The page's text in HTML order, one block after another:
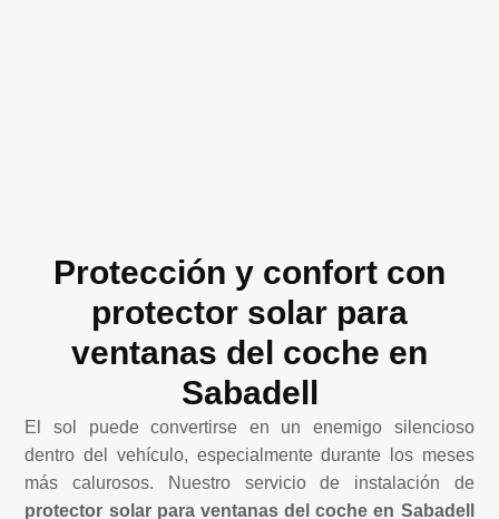
Protección y confort con
protector solar para
ventanas del coche en
Sabadell
El sol puede convertirse en un enemigo silencioso
dentro del vehículo, especialmente durante los meses
más calurosos. Nuestro servicio de instalación de
protector solar para ventanas del coche en Sabadell